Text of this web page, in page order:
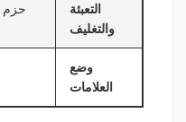
التعبئة
والتغليف
حزم
وضع
العلامات